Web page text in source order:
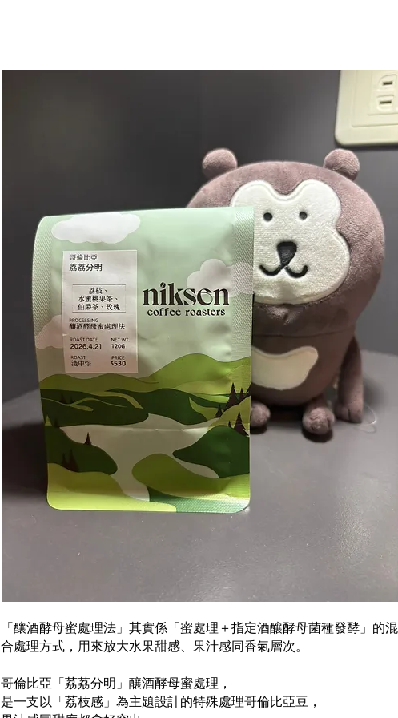
「釀酒酵母蜜處理法」其實係「蜜處理＋指定酒釀酵母菌種發酵」的混
合處理方式，用來放大水果甜感、果汁感同香氣層次。
哥倫比亞「荔荔分明」釀酒酵母蜜處理，
是一支以「荔枝感」為主題設計的特殊處理哥倫比亞豆，